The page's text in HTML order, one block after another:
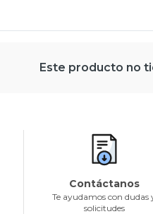
Este producto no
Contáctanos
Te ayudamos con dudas
solicitudes